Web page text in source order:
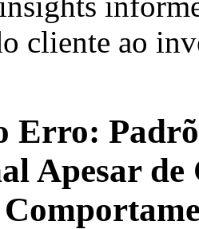
cliente ao
Erro:
Apesar